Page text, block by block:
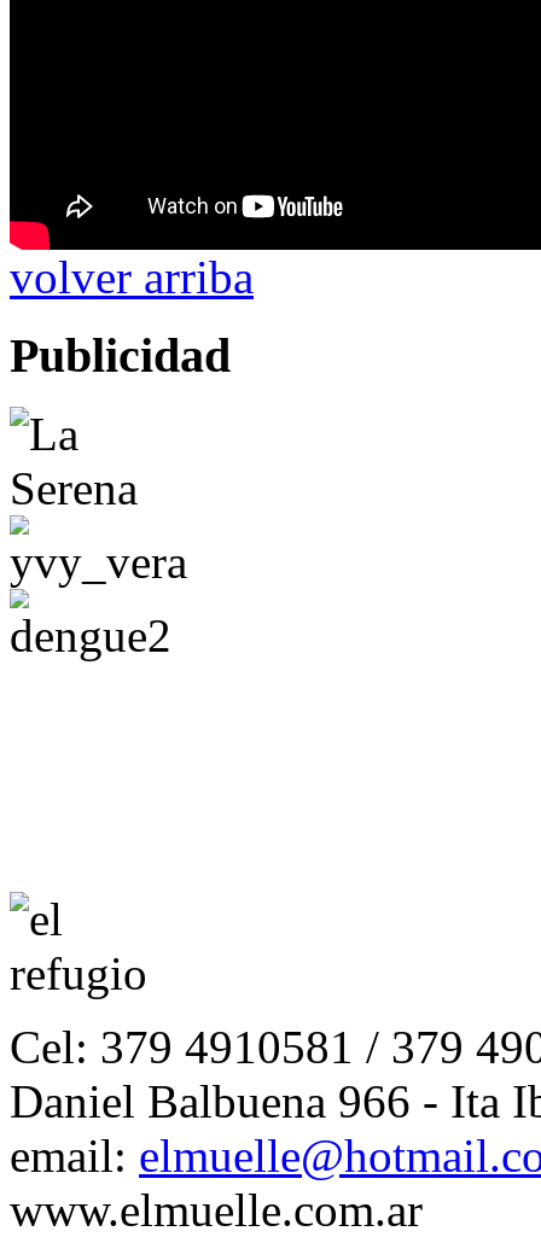
volver arriba
Publicidad
Cel: 379 4910581 / 379
Daniel Balbuena 966 - Ita
email:
www.elmuelle.com.ar